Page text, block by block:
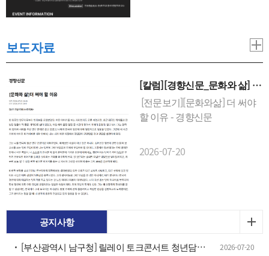
보도자료
[칼럼][경향신문_문화와 삶] 더
써야 할 이유
[전문보기][문화와삶] 더 써야
할 이유 - 경향신문
2026-07-20
공지사항
[부산광역시 남구청] 릴레이 토크콘서트 청년담(談)장 참가자(이야기 영상) 모집 공고
2026-07-20